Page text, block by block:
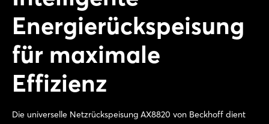
Energierückspeisung
für maximale
Effizienz
Die universelle Netzrückspeisung AX8820 von Beckhoff dient